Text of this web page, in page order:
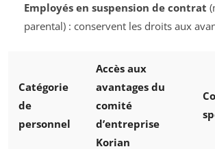
Employés en suspension de contrat
parental) : conservent les droits aux
Catégorie
de
personnel
Accès aux
avantages du
comité
d’entreprise
Korian